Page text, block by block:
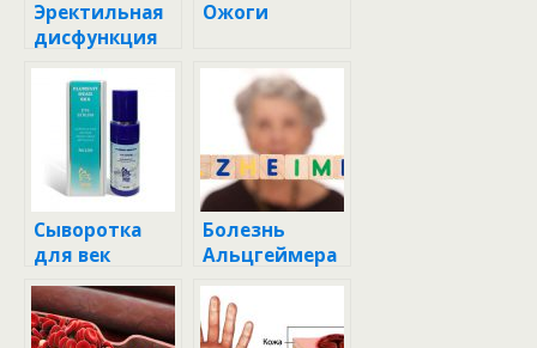
Эректильная
дисфункция
Ожоги
Сыворотка
для век
Болезнь
Альцгеймера